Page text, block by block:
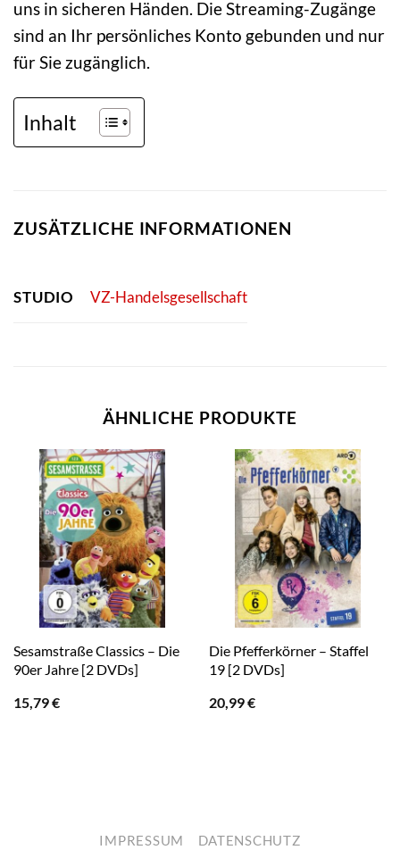
uns in sicheren Händen. Die Streaming-Zugänge
sind an Ihr persönliches Konto gebunden und nur
für Sie zugänglich.
Inhalt
ZUSÄTZLICHE INFORMATIONEN
STUDIO VZ-Handelsgesellschaft
ÄHNLICHE PRODUKTE
Sesamstraße Classics – Die
90er Jahre [2 DVDs]
15,79€
Die Pfefferkörner – Staffel
19 [2 DVDs]
20,99€
IMPRESSUM DATENSCHUTZ